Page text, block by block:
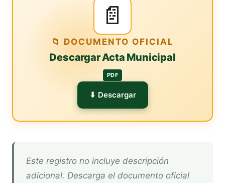
📄
📁 DOCUMENTO OFICIAL
Descargar Acta Municipal
PDF
⬇ Descargar
Este registro no incluye descripción
adicional. Descarga el documento oficial